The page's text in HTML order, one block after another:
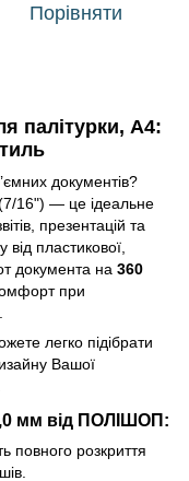
Порівняти
палітурки, А4:
документів?
16") — це ідеальне
презентацій та
пластикової,
документа на 360
при
легко підібрати
Вашої
мм від ПОЛІШОП:
повного розкриття